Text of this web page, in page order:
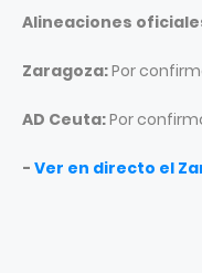
Alineaciones
Zaragoza:Por
AD Ceuta:Por
- Ver en directo el